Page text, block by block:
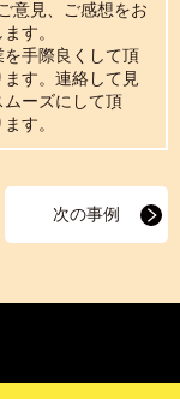
意見、ご感想をお
す。
を手際良くして頂
ます。連絡して見
ーズにして頂
す。
次の事例